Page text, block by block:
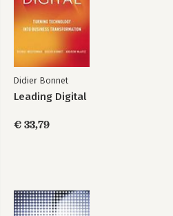
Didier Bonnet
Leading Digital
€ 33,79